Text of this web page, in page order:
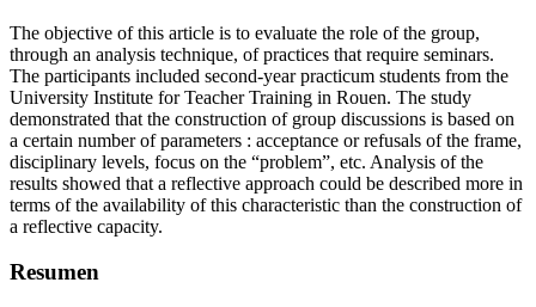
The objective of this article is to evaluate the role of the group,
through an analysis technique, of practices that require seminars.
The participants included second-year practicum students from the
University Institute for Teacher Training in Rouen. The study
demonstrated that the construction of group discussions is based on
a certain number of parameters : acceptance or refusals of the frame,
disciplinary levels, focus on the “problem”, etc. Analysis of the
results showed that a reflective approach could be described more in
terms of the availability of this characteristic than the construction of
a reflective capacity.
Resumen